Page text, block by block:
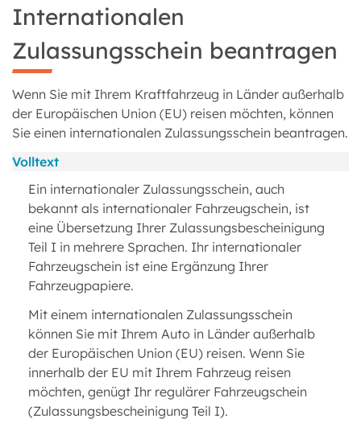
Internationalen
Zulassungsschein beantragen
Wenn Sie mit Ihrem Kraftfahrzeug in Länder außerhalb
der Europäischen Union (EU) reisen möchten, können
Sie einen internationalen Zulassungsschein beantragen.
Volltext
Ein internationaler Zulassungsschein, auch
bekannt als internationaler Fahrzeugschein, ist
eine Übersetzung Ihrer Zulassungsbescheinigung
Teil I in mehrere Sprachen. Ihr internationaler
Fahrzeugschein ist eine Ergänzung Ihrer
Fahrzeugpapiere.
Mit einem internationalen Zulassungsschein
können Sie mit Ihrem Auto in Länder außerhalb
der Europäischen Union (EU) reisen. Wenn Sie
innerhalb der EU mit Ihrem Fahrzeug reisen
möchten, genügt Ihr regulärer Fahrzeugschein
(Zulassungsbescheinigung Teil I).